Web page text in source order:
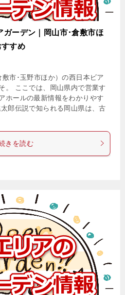
ガーデン｜岡山市･倉敷市ほ
すめ
市･玉野市ほか）の西日本ビア
。 ここでは、岡山県内で営業す
ホールの最新情報をわかりやす
郎伝説で知られる岡山県は、古
きを読む